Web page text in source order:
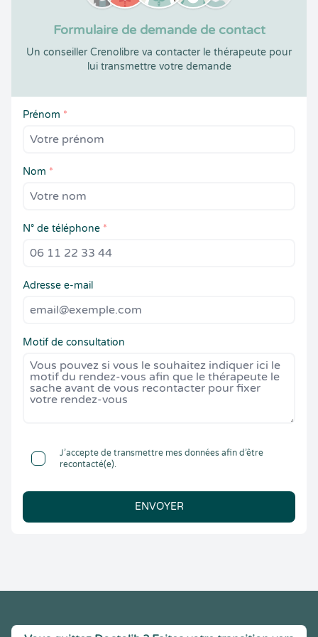
Formulaire de demande de contact
Un conseiller Crenolibre va contacter le thérapeute pour
lui transmettre votre demande
Prénom *
Nom *
N° de téléphone *
Adresse e-mail
Motif de consultation
J’accepte de transmettre mes données afin d’être
recontacté(e).
ENVOYER